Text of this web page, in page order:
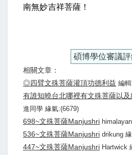
南無妙吉祥菩薩！
碩博學位審議
相關文章：
◎四臂文殊菩薩灌頂功德利益 編
有誰知曉台北哪裡有文殊菩薩以
進同學 緣氣:(6679)
698~文殊菩薩Manjushri
536~文殊菩薩Manjushri drikung
447~文殊菩薩Manjushri Hartwick